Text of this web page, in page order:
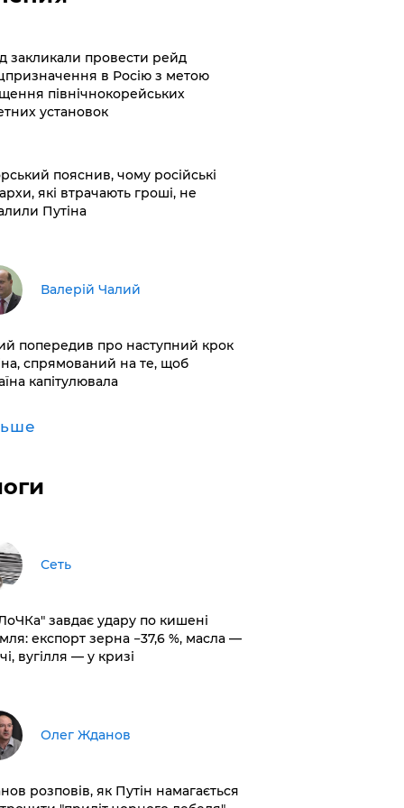
закликали провести рейд
в Росію з метою
північнокорейських
установок
пояснив, чому російські
які втрачають гроші, не
Путіна
Валерій Чалий
попередив про наступний крок
спрямований на те, щоб
капітулювала
Сеть
завдає удару по кишені
експорт зерна −37,6 %, масла —
вугілля — у кризі
Олег Жданов
розповів, як Путін намагається